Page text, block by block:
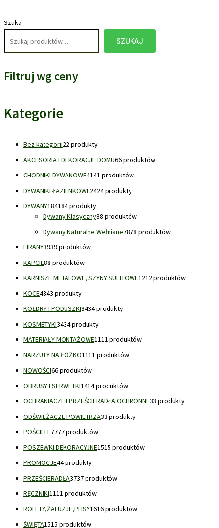
Szukaj
SZUKAJ
Filtruj wg ceny
Kategorie
Bez kategorii22 produkty
AKCESORIA I DEKORACJE DOMU66 produktów
CHODNIKI DYWANOWE4141 produktów
DYWANIKI ŁAZIENKOWE2424 produkty
DYWANY184184 produkty
Dywany Klasyczny88 produktów
Dywany Naturalne Wełniane7878 produktów
FIRANY3939 produktów
KAPCIE88 produktów
KARNISZE METALOWE, SZYNY SUFITOWE1212 produktów
KOCE4343 produkty
KOŁDRY I PODUSZKI3434 produkty
KOSMETYKI3434 produkty
MATERIAŁY MONTAŻOWE1111 produktów
NARZUTY NA ŁÓŻKO11 11 produktów
NOWOŚCI66 produktów
OBRUSY I SERWETKI1414 produktów
OCHRANIACZE I PRZEŚCIERADŁA OCHRONNE33 produkty
ODŚWIEŻACZE POWIETRZA33 produkty
POŚCIELE7777 produktów
POSZEWKI DEKORACYJNE1515 produktów
PROMOCJE44 produkty
PRZEŚCIERADŁA3737 produktów
RĘCZNIKI1111 produktów
ROLETY,ŻALUZJE,PLISY1616 produktów
ŚWIĘTA1515 produktów